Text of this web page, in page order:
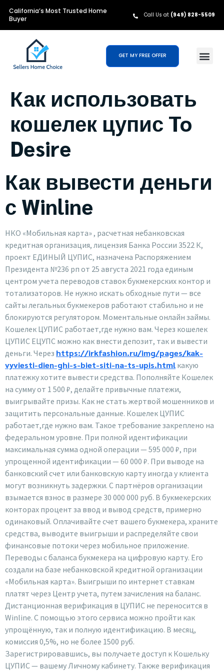
California’s Most Trusted Home
Buyer
Call Us at (949) 828-5509
GET MY FREE OFFER
Как использовать
кошелек цупис To
Desire
Как вывести деньги
с Winline
НКО «Мобильная карта» , расчетная небанковская
кредитная организация, лицензия Банка России 3522 К,
проект ЕДИНЫЙ ЦУПИС, назначена Распоряжением
Президента №236 рп от 25 августа 2021 года единым
центром учета переводов ставок букмекерских контор и
тотализаторов. Не нужно искать обходные пути — все
сайты легальных букмекеров работают стабильно и не
блокируются регулятором. Моментальные онлайн займы.
Кошелек ЦУПИС работает,где нужно вам. Через кошелек
ЦУПИС ЕЦУПС можно как внести депозит, так и вывести
деньги. Через https://irkfashion.ru/img/pages/kak-
vyviesti-dien-ghi-s-biet-siti-na-ts-upis.html какую
платежку хотите вывести средства. Пополняйте Кошелек
на сумму от 1 500 ₽, делайте привычные платежи,
выигрывайте призы. Как не стать жертвой мошенников и
защитить персональные данные. Кошелек ЦУПИС
работает,где нужно вам. Такое требование закреплено на
федеральном уровне. При полной идентификации
максимальная сумма одной операции — 595 000 ₽, при
упрощенной идентификации — 60 000 ₽. При выводе на
банковский счет или банковскую карту иногда у клиента
могут возникнуть задержки. С партнёров организации
взымается взнос в размере 30 000 000 руб. В букмекерских
конторах процент за ввод и вывод средств, примерно
одинаковый. Оплачивайте счет вашего букмекера, храните
средства, выводите выигрыши и распределяйте свои
финансовые потоки через мобильное приложение.
Переводы с баланса букмекера на цифровую карту. Его
создали на базе небанковской кредитной организации
«Мобильная карта». Выигрыши по интернет ставкам
платят через Центр учета, путем зачисления на баланс.
Дистанционная верификация в ЦУПИС не переносится в
Winline. С помощью этого сервиса можно пройти как
упрощённую, так и полную идентификацию. В месяц,
комиссия 0,5%, но не более 1500 руб.
Зарегистрировавшись, вы получаете доступ к Кошельку
ЦУПИС — вашему Личному кабинету. Также верификация